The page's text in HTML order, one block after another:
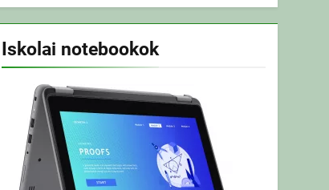
Iskolai notebookok